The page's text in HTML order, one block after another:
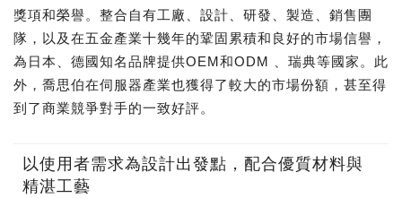
獎項和榮譽。整合自有工廠、設計、研發、製造、銷售團
隊，以及在五金產業十幾年的鞏固累積和良好的市場信譽，
為日本、德國知名品牌提供OEM和ODM 、瑞典等國家。此
外，喬思伯在伺服器產業也獲得了較大的市場份額，甚至得
到了商業競爭對手的一致好評。
以使用者需求為設計出發點，配合優質材料與
精湛工藝